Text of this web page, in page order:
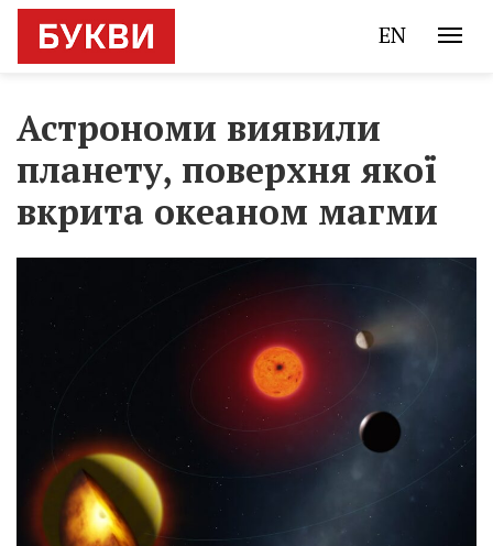
EN
Астрономи виявили
планету, поверхня якої
вкрита океаном магми